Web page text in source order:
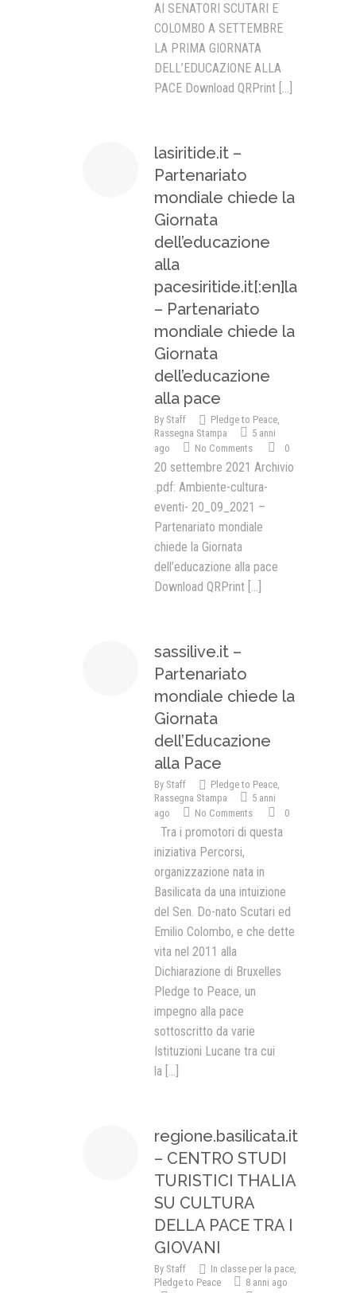
AI SENATORI SCUTARI E
COLOMBO A SETTEMBRE
LA PRIMA GIORNATA
DELL’EDUCAZIONE ALLA
PACE Download QRPrint [...]
lasiritide.it –
Partenariato
mondiale chiede la
Giornata
dell’educazione
alla
pacesiritide.it[:en]la
– Partenariato
mondiale chiede la
Giornata
dell’educazione
alla pace
By Staff Pledge to Peace,
Rassegna Stampa
5 anni
ago
No Comments 0
20 settembre 2021 Archivio
.pdf: Ambiente-cultura-
eventi- 20_09_2021 –
Partenariato mondiale
chiede la Giornata
dell’educazione alla pace
Download QRPrint [...]
sassilive.it –
Partenariato
mondiale chiede la
Giornata
dell’Educazione
alla Pace
By Staff Pledge to Peace,
Rassegna Stampa
5 anni
ago
No Comments 0
Tra i promotori di questa
iniziativa Percorsi,
organizzazione nata in
Basilicata da una intuizione
del Sen. Do-nato Scutari ed
Emilio Colombo, e che dette
vita nel 2011 alla
Dichiarazione di Bruxelles
Pledge to Peace, un
impegno alla pace
sottoscritto da varie
Istituzioni Lucane tra cui
la [...]
regione.basilicata.it
– CENTRO STUDI
TURISTICI THALIA
SU CULTURA
DELLA PACE TRA I
GIOVANI
By Staff In classe per la pace,
Pledge to Peace
8 anni ago